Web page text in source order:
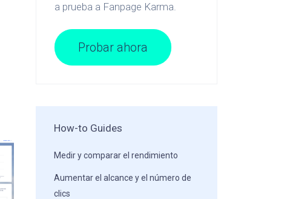
a prueba a Fanpage Karma.
Probar ahora
How-to Guides
Medir y comparar el rendimiento
Aumentar el alcance y el número de
clics